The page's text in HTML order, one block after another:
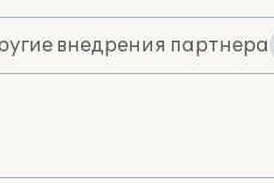
внедрения партнера